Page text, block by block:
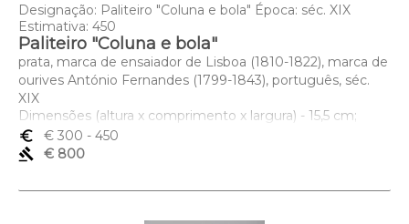
Designação: Paliteiro "Coluna e bola" Época: séc. XIX
Estimativa: 450
Paliteiro "Coluna e bola"
prata, marca de ensaiador de Lisboa (1810-1822), marca de
ourives António Fernandes (1799-1843), português, séc.
XIX
Dimensões (altura x comprimento x largura) - 15,5 cm;
Peso - 110 grs.
euro_symbol € 300 - 450
gavel
€ 800